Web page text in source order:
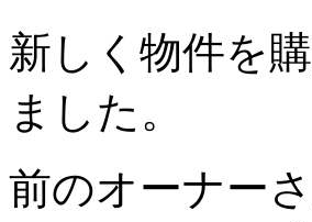
新しく物件を
ました。
前のオーナー